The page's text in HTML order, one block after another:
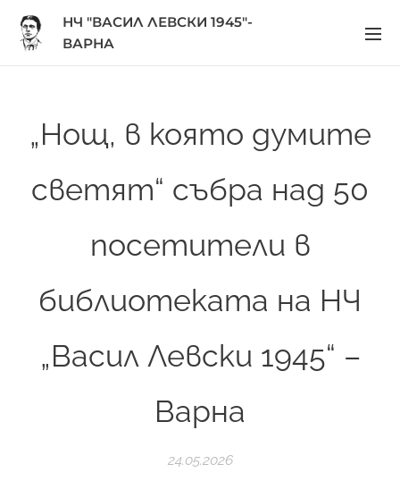
НЧ "ВАСИЛ ЛЕВСКИ 1945"-
ВАРНА
„Нощ, в която думите
светят“ събра над 50
посетители в
библиотеката на НЧ
„Васил Левски 1945“ –
Варна
24.05.2026